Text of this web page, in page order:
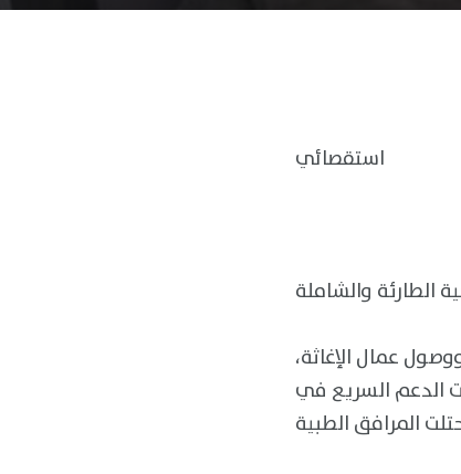
استقصائي
عمال الإغاثة،
الدعم السريع في